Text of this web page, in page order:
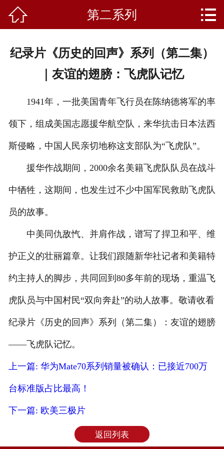
礼品知识
客户留言
人才招聘
 第二系列 
纪录片《历史的回声》系列（第二集）
｜友谊的翅膀：飞虎队记忆
1941年，一批美国青年飞行员在陈纳德将军的率
领下，组成美国志愿援华航空队，来华抗击日本法西
斯侵略，中国人民亲切地称这支部队为“飞虎队”。
援华作战期间，2000余名美籍飞虎队队员在战斗
中牺牲，这期间，也发生过不少中国军民救助飞虎队
员的故事。
中美同仇敌忾、并肩作战，谱写了捍卫和平、维
护正义的壮丽篇章。让我们跟随新华社记者和美籍特
约主持人的脚步，共同回到80多年前的现场，重温飞
虎队员与中国村民“双向奔赴”的动人故事。敬请收看
纪录片《历史的回声》系列（第二集）：友谊的翅膀
——飞虎队记忆。
上一篇: 华为Mate70系列销量被确认：已接近700万
台标准版占比最高！
下一篇: 欧美三极片
返回列表